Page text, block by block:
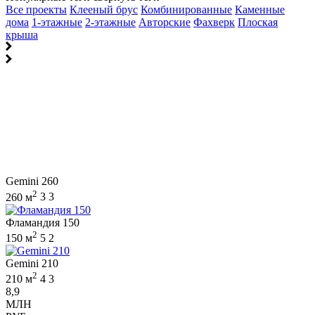
Все проекты Клееный брус Комбинированные Каменные
дома 1-этажные 2-этажные Авторские Фахверк Плоская
крыша
Gemini 260
260 м2 3 3
Фламандия 150
150 м2 5 2
Gemini 210
210 м2 4 3
8,9
МЛН